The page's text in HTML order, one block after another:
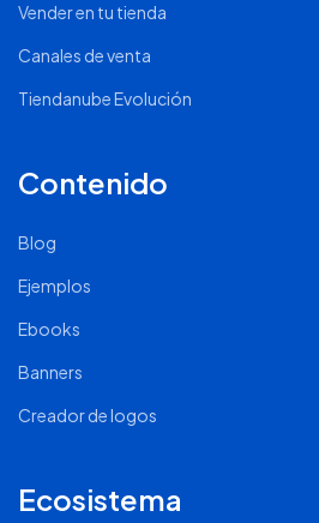
Vender en tu tienda
Canales de venta
Tiendanube Evolución
Contenido
Blog
Ejemplos
Ebooks
Banners
Creador de logos
Ecosistema